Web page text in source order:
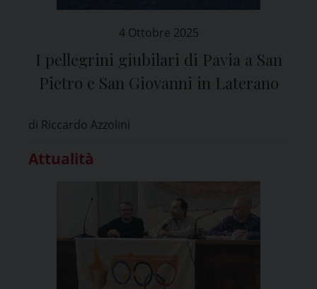
4 Ottobre 2025
I pellegrini giubilari di Pavia a San
Pietro e San Giovanni in Laterano
di Riccardo Azzolini
Attualità